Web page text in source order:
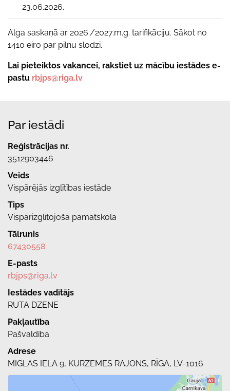
23.06.2026.
Alga saskaņā ar 2026./2027.m.g. tarifikāciju. Sākot no
1410 eiro par pilnu slodzi.
Lai pieteiktos vakancei, rakstiet uz mācību iestādes e-
pastu rbjps@riga.lv
Par iestādi
Reģistrācijas nr.
3512903446
Veids
Vispārējās izglītības iestāde
Tips
Vispārizglītojošā pamatskola
Tālrunis
67430558
E-pasts
rbjps@riga.lv
Iestādes vadītājs
RUTA DZENE
Pakļautība
Pašvaldība
Adrese
MIGLAS IELA 9, KURZEMES RAJONS, RĪGA, LV-1016